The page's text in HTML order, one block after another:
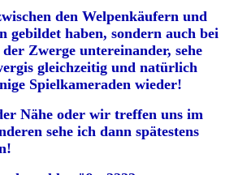
den Welpenkäufern und
gebildet haben, sondern auch bei
Zwerge untereinander, sehe
gleichzeitig und natürlich
Spielkameraden wieder!
Nähe oder wir treffen uns im
sehe ich dann spätestens